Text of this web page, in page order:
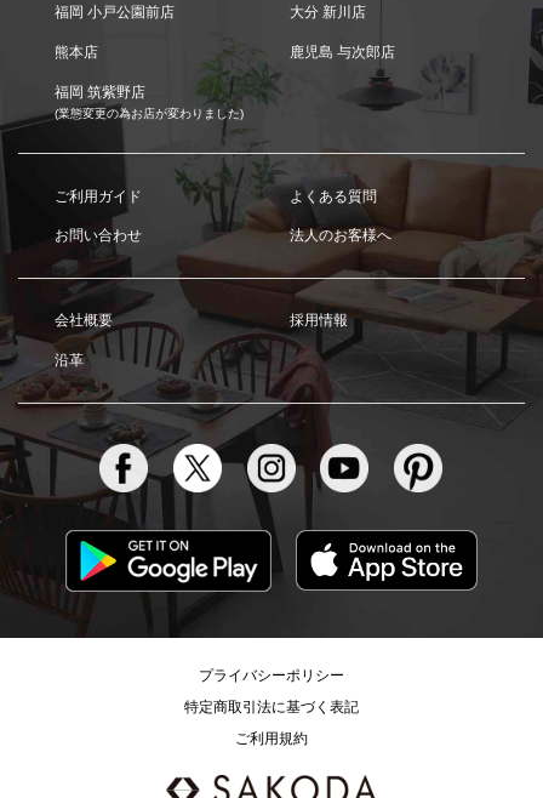
福岡 小戸公園前店 大分 新川店
熊本店 鹿児島 与次郎店
福岡 筑紫野店
(業態変更の為お店が変わりました)
ご利用ガイド よくある質問
お問い合わせ 法人のお客様へ
会社概要 採用情報
沿革
プライバシーポリシー
特定商取引法に基づく表記
ご利用規約